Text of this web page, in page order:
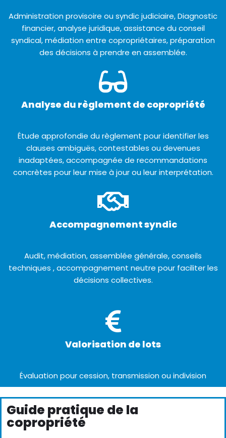
Administration provisoire ou syndic judiciaire, Diagnostic
financier, analyse juridique, assistance du conseil
syndical, médiation entre copropriétaires, préparation
des décisions à prendre en assemblée.
Analyse du règlement de copropriété
Étude approfondie du règlement pour identifier les
clauses ambiguës, contestables ou devenues
inadaptées, accompagnée de recommandations
concrètes pour leur mise à jour ou leur interprétation.
Accompagnement syndic
Audit, médiation, assemblée générale, conseils
techniques , accompagnement neutre pour faciliter les
décisions collectives.
Valorisation de lots
Évaluation pour cession, transmission ou indivision
Guide pratique de la
copropriété